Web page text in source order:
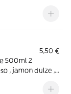
5,50 €
500ml 2
, jamon dulze ,